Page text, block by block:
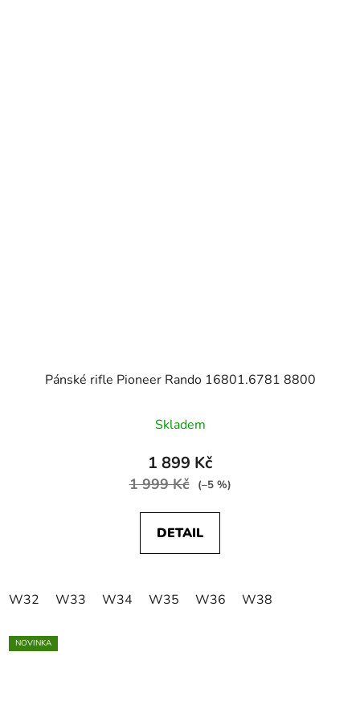
Pánské rifle Pioneer Rando 16801.6781 8800
Skladem
1 899 Kč
1 999 Kč (–5 %)
DETAIL
W32 W33 W34 W35 W36 W38
NOVINKA